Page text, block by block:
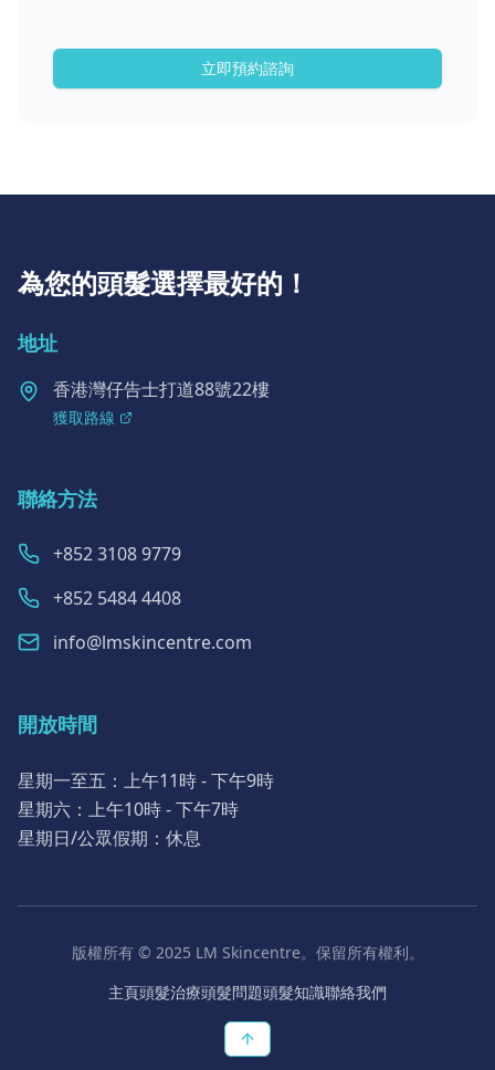
立即預約諮詢
為您的頭髮選擇最好的！
地址
香港灣仔告士打道88號22樓
獲取路線
聯絡方法
+852 3108 9779
+852 5484 4408
info@lmskincentre.com
開放時間
星期一至五：上午11時 - 下午9時
星期六：上午10時 - 下午7時
星期日/公眾假期：休息
版權所有 © 2025 LM Skincentre。保留所有權利。
主頁頭髮治療頭髮問題頭髮知識聯絡我們